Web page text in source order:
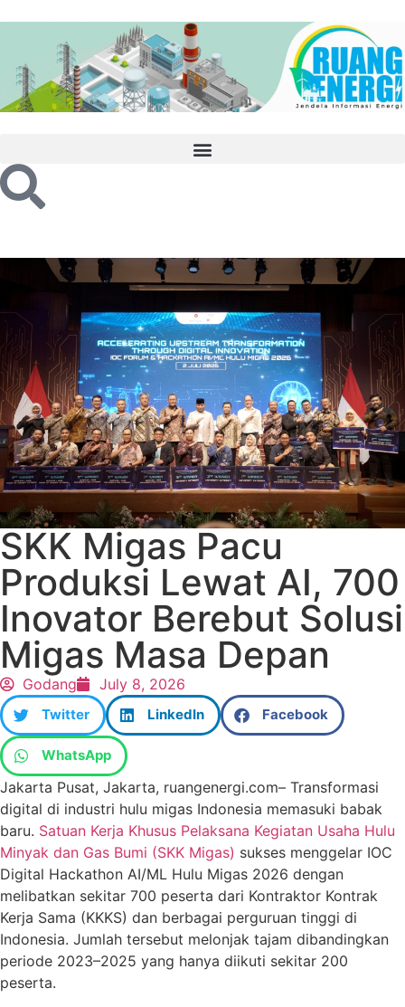
SKK Migas Pacu
Produksi Lewat AI, 700
Inovator Berebut Solusi
Migas Masa Depan
Godang July 8, 2026
Twitter LinkedIn Facebook
WhatsApp
Jakarta Pusat, Jakarta, ruangenergi.com– Transformasi
digital di industri hulu migas Indonesia memasuki babak
baru. Satuan Kerja Khusus Pelaksana Kegiatan Usaha Hulu
Minyak dan Gas Bumi (SKK Migas) sukses menggelar IOC
Digital Hackathon AI/ML Hulu Migas 2026 dengan
melibatkan sekitar 700 peserta dari Kontraktor Kontrak
Kerja Sama (KKKS) dan berbagai perguruan tinggi di
Indonesia. Jumlah tersebut melonjak tajam dibandingkan
periode 2023–2025 yang hanya diikuti sekitar 200
peserta.